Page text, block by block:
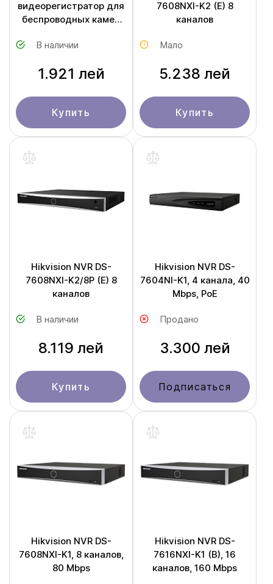
видеорегистратор для
беспроводных камер
В наличии
1.921 лей
Купить
7608NXI-K2 (E) 8
каналов
Мало
5.238 лей
Купить
Hikvision NVR DS-
7608NXI-K2/8P (E) 8
каналов
В наличии
8.119 лей
Купить
Hikvision NVR DS-
7604NI-K1, 4 канала, 40
Mbps, PoE
Продано
3.300 лей
Подписаться
Hikvision NVR DS-
7608NXI-K1, 8 каналов,
80 Mbps
Hikvision NVR DS-
7616NXI-K1 (B), 16
каналов, 160 Mbps